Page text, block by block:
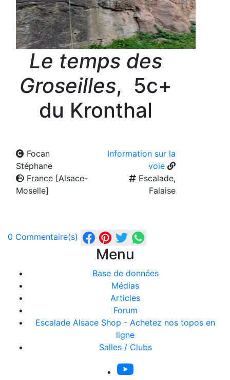
Le temps des
Groseilles, 5c+
du Kronthal
Focan
Stéphane
Information sur la
voie
France [Alsace-
Moselle]
Escalade,
Falaise
0 Commentaire(s)
Menu
Base de données
Médias
Articles
Forum
Escalade Alsace Shop - Achetez nos topos en
ligne
Salles / Clubs